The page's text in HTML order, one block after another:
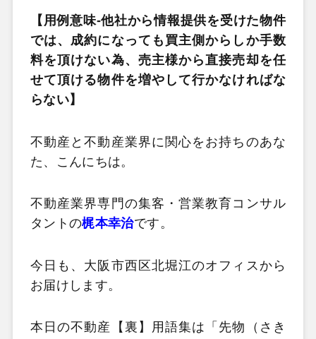
【用例意味-他社から情報提供を受けた物件
では、成約になっても買主側からしか手数
料を頂けない為、売主様から直接売却を任
せて頂ける物件を増やして行かなければな
らない】
不動産と不動産業界に関心をお持ちのあな
た、こんにちは。
不動産業界専門の集客・営業教育コンサル
タントの梶本幸治です。
今日も、大阪市西区北堀江のオフィスから
お届けします。
本日の不動産【裏】用語集は「先物（さき